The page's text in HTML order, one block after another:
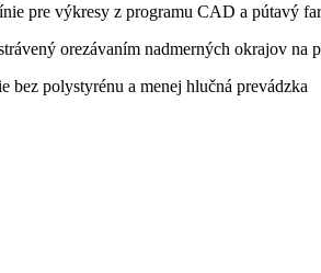
pre výkresy z programu CAD a pútavý
orezávaním nadmerných okrajov na
bez polystyrénu a menej hlučná prevádzka